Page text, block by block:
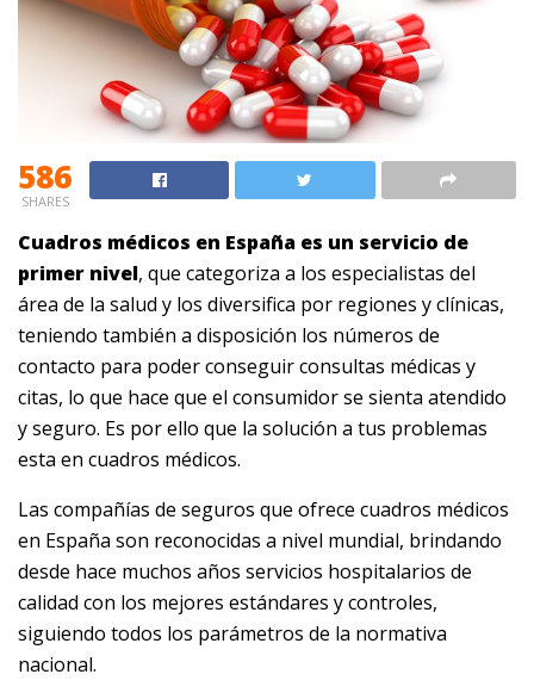
586
SHARES
Cuadros médicos en España es un servicio de
primer nivel, que categoriza a los especialistas del
área de la salud y los diversifica por regiones y clínicas,
teniendo también a disposición los números de
contacto para poder conseguir consultas médicas y
citas, lo que hace que el consumidor se sienta atendido
y seguro. Es por ello que la solución a tus problemas
esta en cuadros médicos.
Las compañías de seguros que ofrece cuadros médicos
en España son reconocidas a nivel mundial, brindando
desde hace muchos años servicios hospitalarios de
calidad con los mejores estándares y controles,
siguiendo todos los parámetros de la normativa
nacional.